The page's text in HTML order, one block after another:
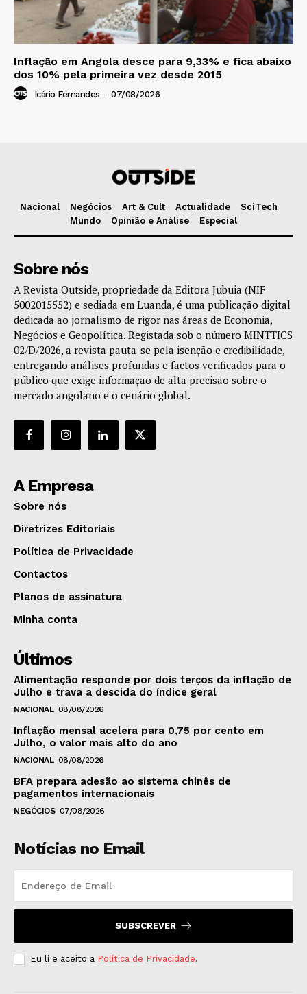
Inflação em Angola desce para 9,33% e fica abaixo
dos 10% pela primeira vez desde 2015
Icário Fernandes - 07/08/2026
Nacional Negócios Art & Cult Actualidade
SciTech
Mundo
Opinião e Análise Especial
Sobre nós
A Revista Outside, propriedade da Editora Jubuia (NIF
5002015552) e sediada em Luanda, é uma publicação digital
dedicada ao jornalismo de rigor nas áreas de Economia,
Negócios e Geopolítica. Registada sob o número MINTTICS
02/D/2026, a revista pauta-se pela isenção e credibilidade,
entregando análises profundas e factos verificados para o
público que exige informação de alta precisão sobre o
mercado angolano e o cenário global.
A Empresa
Sobre nós
Diretrizes Editoriais
Política de Privacidade
Contactos
Planos de assinatura
Minha conta
Últimos
Alimentação responde por dois terços da inflação de
Julho e trava a descida do índice geral
NACIONAL 08/08/2026
Inflação mensal acelera para 0,75 por cento em
Julho, o valor mais alto do ano
NACIONAL 08/08/2026
BFA prepara adesão ao sistema chinês de
pagamentos internacionais
NEGÓCIOS 07/08/2026
Notícias no Email
SUBSCREVER
Eu li e aceito a Política de Privacidade.